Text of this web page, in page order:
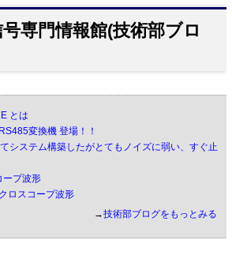
号専門情報館(技術部ブロ
とは
変換機 登場！！
システム構築したがとてもノイズに弱い、すぐ止
ープ波形
ロスコープ波形
→技術部ブログをもっとみる